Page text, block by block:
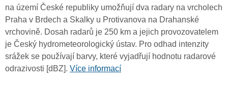
na území České republiky umožňují dva radary na vrcholech
Praha v Brdech a Skalky u Protivanova na Drahanské
vrchovině. Dosah radarů je 250 km a jejich provozovatelem
je Český hydrometeorologický ústav. Pro odhad intenzity
srážek se používají barvy, které vyjadřují hodnotu radarové
odrazivosti [dBZ]. Více informací